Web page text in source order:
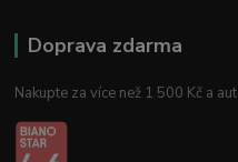
Doprava zdarma
Nakupte za více než 1 500 Kč a